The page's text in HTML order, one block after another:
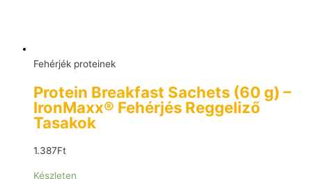
Fehérjék proteinek
Protein Breakfast Sachets (60 g) –
IronMaxx® Fehérjés Reggeliző
Tasakok
1.387Ft
Készleten